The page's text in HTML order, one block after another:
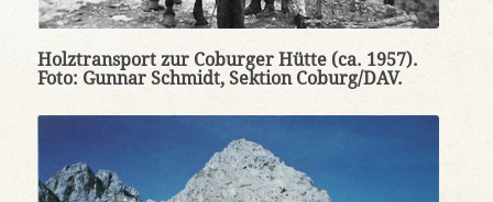
Holztransport zur Coburger Hütte (ca. 1957).
Foto: Gunnar Schmidt, Sektion Coburg/DAV.